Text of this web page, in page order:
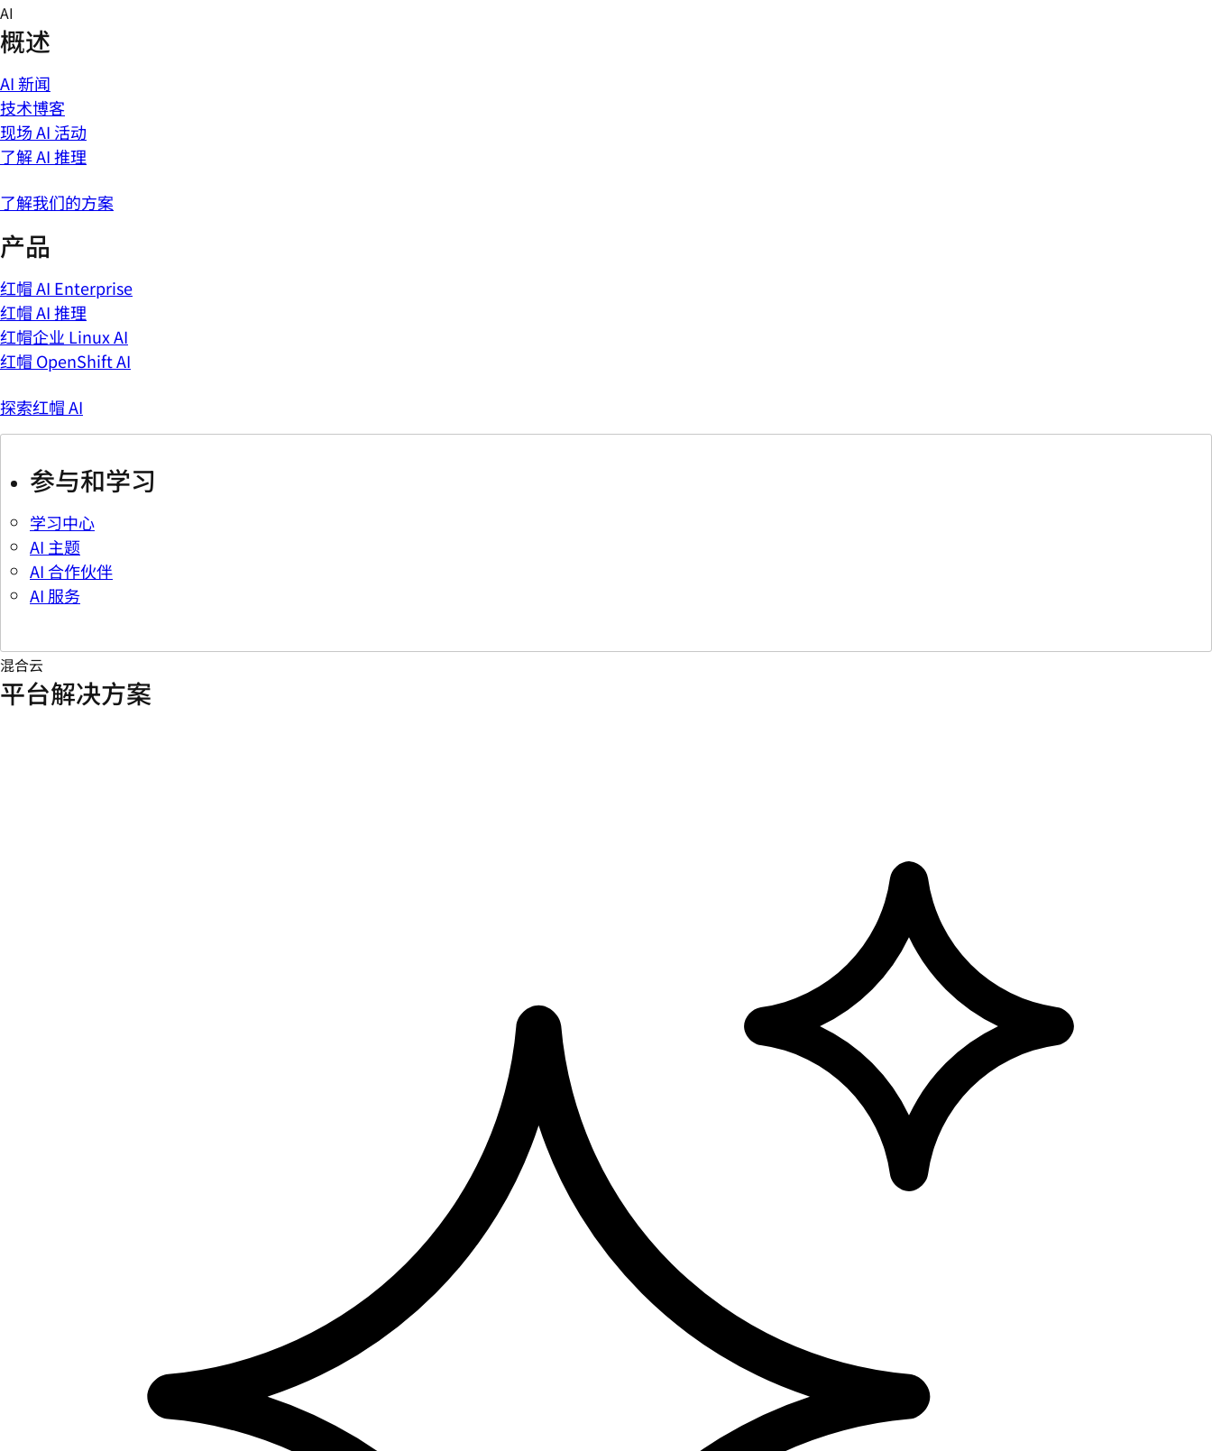
Skip
to
content
AI
概述
AI 新闻
技术博客
现场 AI 活动
了解 AI 推理
了解我们的方案
产品
红帽 AI Enterprise
红帽 AI 推理
红帽企业 Linux AI
红帽 OpenShift AI
探索红帽 AI
参与和学习
学习中心
AI 主题
AI 合作伙伴
AI 服务
混合云
平台解决方案